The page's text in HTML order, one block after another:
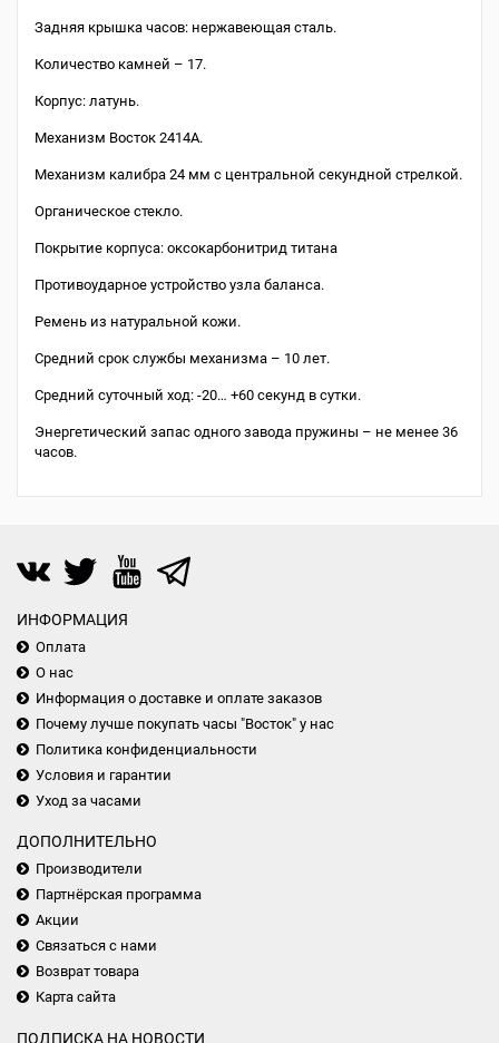
Задняя крышка часов: нержавеющая сталь.
Количество камней – 17.
Корпус: латунь.
Механизм Восток 2414А.
Механизм калибра 24 мм с центральной секундной стрелкой.
Органическое стекло.
Покрытие корпуса: оксокарбонитрид титана
Противоударное устройство узла баланса.
Ремень из натуральной кожи.
Средний срок службы механизма – 10 лет.
Средний суточный ход: -20… +60 секунд в сутки.
Энергетический запас одного завода пружины – не менее 36
часов.
ИНФОРМАЦИЯ
Оплата
О нас
Информация о доставке и оплате заказов
Почему лучше покупать часы "Восток" у нас
Политика конфиденциальности
Условия и гарантии
Уход за часами
ДОПОЛНИТЕЛЬНО
Производители
Партнёрская программа
Акции
Связаться с нами
Возврат товара
Карта сайта
ПОДПИСКА НА НОВОСТИ